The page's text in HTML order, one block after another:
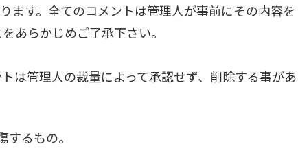
ます。全てのコメントは管理人が事前にその内容を
あらかじめご了承下さい。
は管理人の裁量によって承認せず、削除する事があ
るもの。